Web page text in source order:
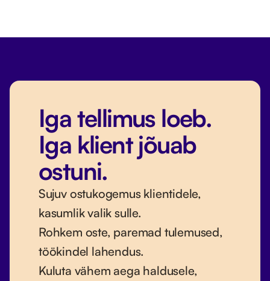
Iga tellimus loeb.
Iga klient jõuab
ostuni.
Sujuv ostukogemus klientidele,
kasumlik valik sulle.
Rohkem oste, paremad tulemused,
töökindel lahendus.
Kuluta vähem aega haldusele,